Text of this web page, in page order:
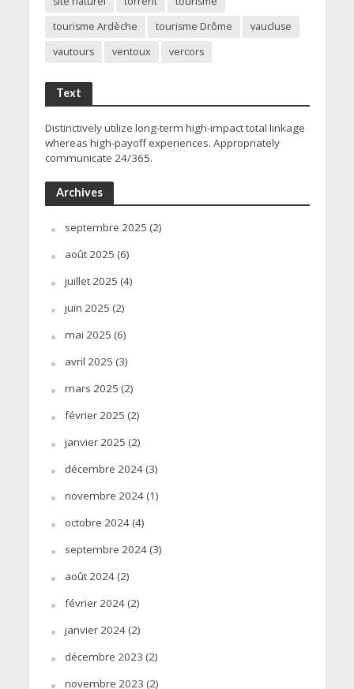
tourisme Ardèche
tourisme Drôme
vaucluse
vautours
ventoux vercors
Text
Distinctively utilize long-term high-impact total linkage
whereas high-payoff experiences. Appropriately
communicate 24/365.
Archives
septembre 2025 (2)
août 2025 (6)
juillet 2025 (4)
juin 2025 (2)
mai 2025 (6)
avril 2025 (3)
mars 2025 (2)
février 2025 (2)
janvier 2025 (2)
décembre 2024(3)
novembre 2024(1)
octobre 2024(4)
septembre 2024(3)
août 2024(2)
février 2024(2)
janvier 2024(2)
décembre 2023 (2)
novembre 2023 (2)